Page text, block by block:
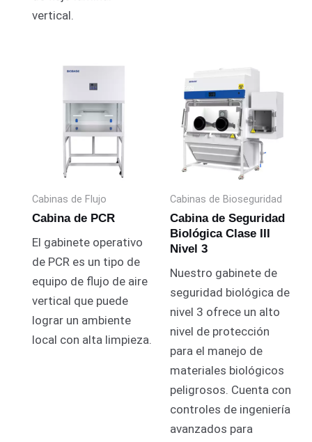
vertical.
Cabinas de Flujo
Cabina de PCR
El gabinete operativo
de PCR es un tipo de
equipo de flujo de aire
vertical que puede
lograr un ambiente
local con alta limpieza.
Cabinas de Bioseguridad
Cabina de Seguridad
Biológica Clase III
Nivel 3
Nuestro gabinete de
seguridad biológica de
nivel 3 ofrece un alto
nivel de protección
para el manejo de
materiales biológicos
peligrosos. Cuenta con
controles de ingeniería
avanzados para